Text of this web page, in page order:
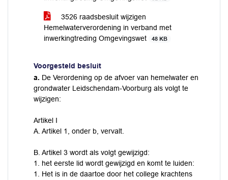
3526 raadsbesluit wijzigen
Hemelwaterverordening in verband met
inwerkingtreding Omgevingswet
48 KB
Voorgesteld besluit
a. De Verordening op de afvoer van hemelwater en
grondwater Leidschendam-Voorburg als volgt te
wijzigen:
Artikel I
A. Artikel 1, onder b, vervalt.
B. Artikel 3 wordt als volgt gewijzigd:
1. het eerste lid wordt gewijzigd en komt te luiden:
1. Het is in de daartoe door het college krachtens